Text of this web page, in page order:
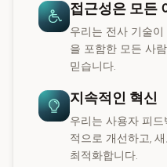
접근성은 모든
우리는 전사 기술이
을 포함한 모든 사
믿습니다.
지속적인 혁신
우리는 사용자 피
적으로 개선하고,
최적화합니다.